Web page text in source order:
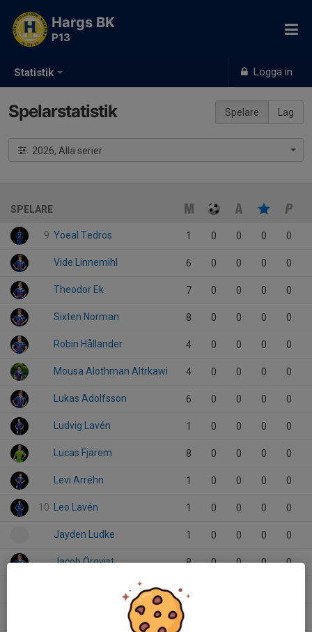
Statistik Logga in
Hargs BK
P13
Spelare Lag
Spelarstatistik
2026, Alla serier
SPELARE
9 Yoeal Tedros 1 0 0 0 0
Vide Linnemihl 6 0 0 0 0
Theodor Ek 7 0 0 0 0
Sixten Norman 8 0 0 0 0
Robin Hållander 4 0 0 0 0
Mousa Alothman Altrkawi 4 0 0 0 0
Lukas Adolfsson 6 0 0 0 0
Ludvig Lavén 1 0 0 0 0
Lucas Fjärem 8 0 0 0 0
Levi Arréhn 1 0 0 0 0
10 Leo Lavén 1 0 0 0 0
Jayden Ludke 1 0 0 0 0
Jacob Örqvist 8 0 0 0 0